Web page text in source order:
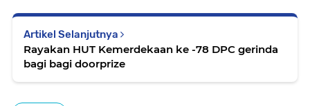
Artikel Selanjutnya
Rayakan HUT Kemerdekaan ke -78 DPC gerinda
bagi bagi doorprize